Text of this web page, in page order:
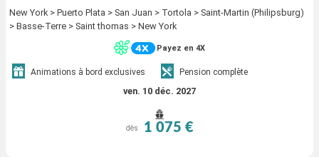
New York > Puerto Plata > San Juan > Tortola > Saint-Martin (Philipsburg)
> Basse-Terre > Saint thomas > New York
Payez en 4X
Animations à bord exclusives Pension complète
ven. 10 déc. 2027
dès 1 075 €